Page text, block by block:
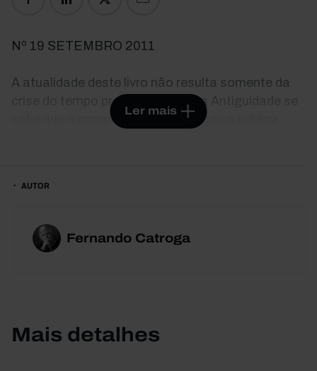
Nº 19 SETEMBRO 2011
A atualidade deste livro não resulta somente da
crise do tempo presente. Desde a Antiguidade se
sabe que o compromisso com a coisa pública
entre a idealidade e a prática, pano de fundo que
que, entre o consenso e a contradição, o
otimismo épico da aventura humana não raro
que, combatendo o que conduz ao arbítrio e ao
Ler mais
AUTOR
Fernando Catroga
Mais detalhes